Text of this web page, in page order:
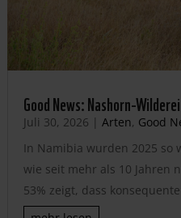
Good News: Nashorn-
Juli 30, 2026 | Arten, Good
In Namibia wurden 2025 so
wie seit mehr als 10 Jahren
53% zeigt, dass